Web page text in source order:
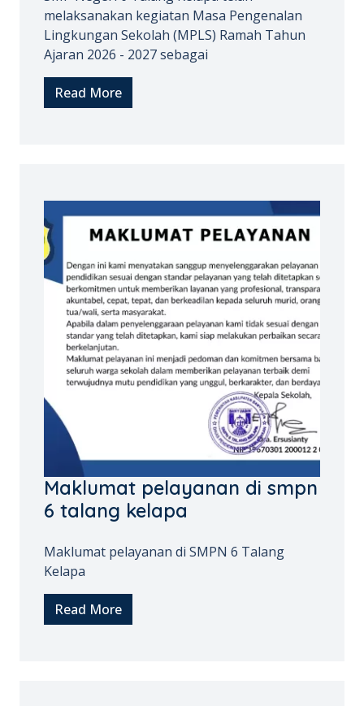
melaksanakan kegiatan Masa Pengenalan
Lingkungan Sekolah (MPLS) Ramah Tahun
Ajaran 2026 - 2027 sebagai
Read More
Maklumat pelayanan di smpn
6 talang kelapa
Maklumat pelayanan di SMPN 6 Talang
Kelapa
Read More